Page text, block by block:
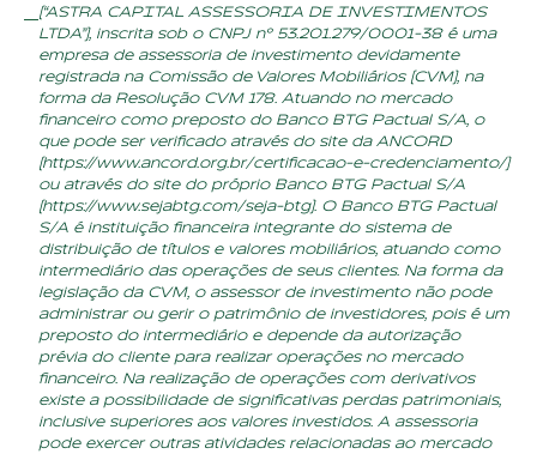
(“ASTRA CAPITAL ASSESSORIA DE INVESTIMENTOS
LTDA”), inscrita sob o CNPJ nº 53.201.279/0001-38 é uma
empresa de assessoria de investimento devidamente
registrada na Comissão de Valores Mobiliários (CVM), na
forma da Resolução CVM 178. Atuando no mercado
financeiro como preposto do Banco BTG Pactual S/A, o
que pode ser verificado através do site da ANCORD
(https://www.ancord.org.br/certificacao-e-credenciamento/)
ou através do site do próprio Banco BTG Pactual S/A
(https://www.sejabtg.com/seja-btg). O Banco BTG Pactual
S/A é instituição financeira integrante do sistema de
distribuição de títulos e valores mobiliários, atuando como
intermediário das operações de seus clientes. Na forma da
legislação da CVM, o assessor de investimento não pode
administrar ou gerir o patrimônio de investidores, pois é um
preposto do intermediário e depende da autorização
prévia do cliente para realizar operações no mercado
financeiro. Na realização de operações com derivativos
existe a possibilidade de significativas perdas patrimoniais,
inclusive superiores aos valores investidos. A assessoria
pode exercer outras atividades relacionadas ao mercado